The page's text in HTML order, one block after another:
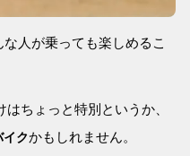
人が乗っても楽しめるこ
ちょっと特別というか、
クかもしれません。